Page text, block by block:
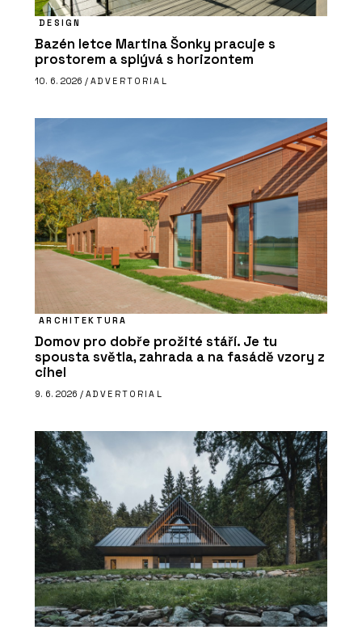
DESIGN
Bazén letce Martina Šonky pracuje s
prostorem a splývá s horizontem
10. 6. 2026 / ADVERTORIAL
ARCHITEKTURA
Domov pro dobře prožité stáří. Je tu
spousta světla, zahrada a na fasádě vzory z
cihel
9. 6. 2026 / ADVERTORIAL